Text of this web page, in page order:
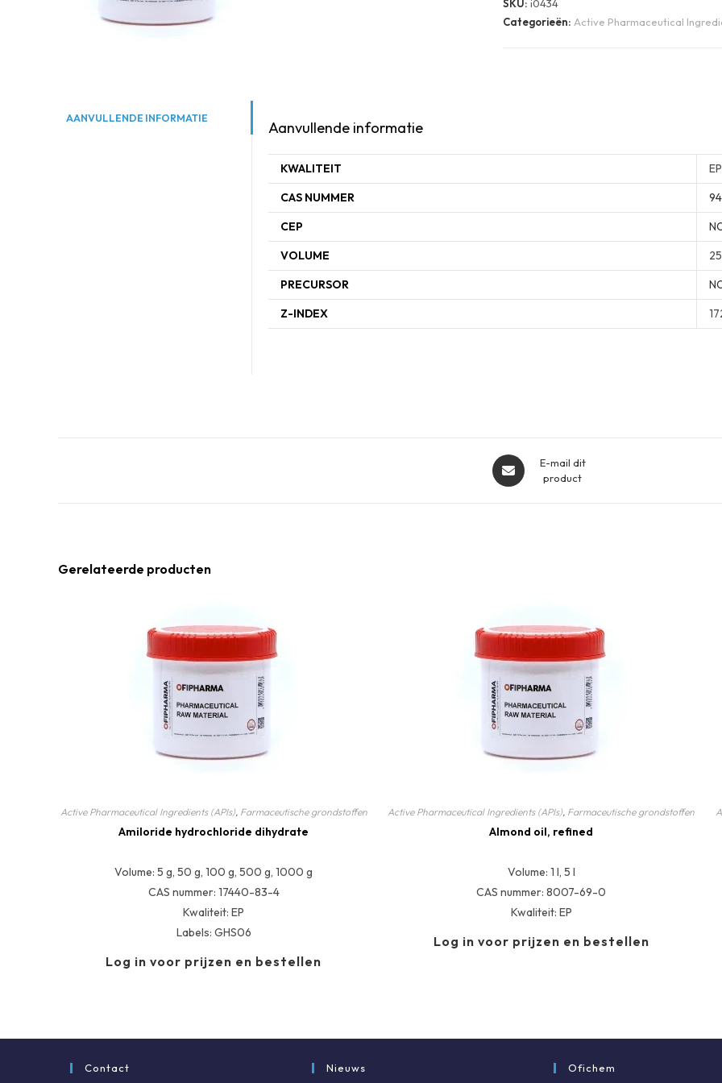
SKU: i0434
Categorieën: Active Pharmaceutical
AANVULLENDE INFORMATIE
Aanvullende informatie
KWALITEIT
EP
CAS NUMMER
CEP
VOLUME
PRECURSOR
Z-INDEX
Opent
in
E-mail dit
product
Gerelateerde producten
Active Pharmaceutical Ingredients (APIs), Farmaceutische grondstoffen
Amiloride hydrochloride dihydrate
Volume: 5 g, 50 g, 100 g, 500 g, 1000 g
CAS nummer: 17440-83-4
Kwaliteit: EP
Labels: GHS06
Log in voor prijzen en bestellen
Active Pharmaceutical Ingredients (APIs) Farmaceutische grondstoffen
Almond oil, refined
Volume: 1 l, 5 l
CAS nummer: 8007-69-0
Kwaliteit: EP
Log in voor prijzen en bestellen
Contact Nieuws Ofichem